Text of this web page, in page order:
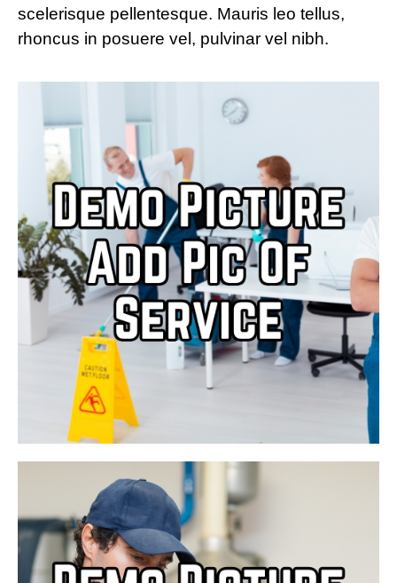
scelerisque pellentesque. Mauris leo tellus,
rhoncus in posuere vel, pulvinar vel nibh.